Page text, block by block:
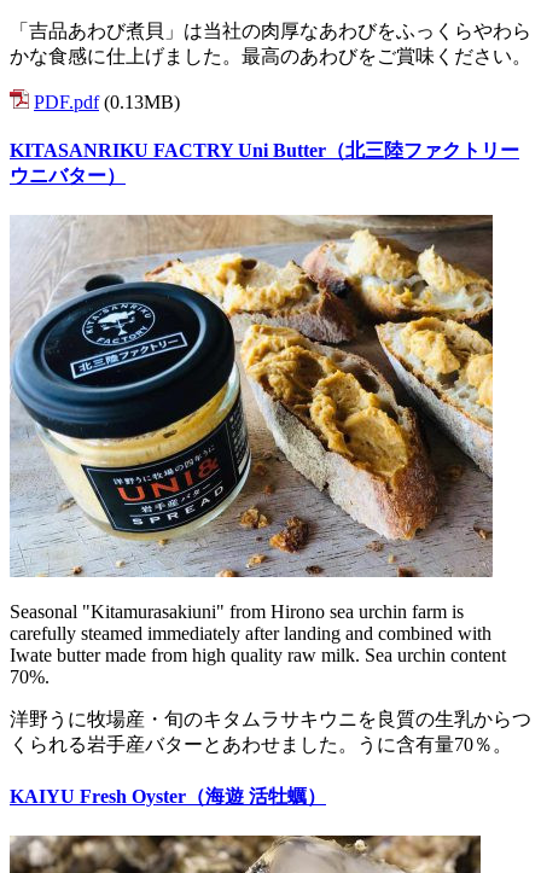
「吉品あわび煮貝」は当社の肉厚なあわびをふっくらやわら
かな食感に仕上げました。最高のあわびをご賞味ください。
PDF.pdf (0.13MB)
KITASANRIKU FACTRY Uni Butter（北三陸ファクトリー
ウニバター）
Seasonal "Kitamurasakiuni" from Hirono sea urchin farm is
carefully steamed immediately after landing and combined with
Iwate butter made from high quality raw milk. Sea urchin content
70%.
洋野うに牧場産・旬のキタムラサキウニを良質の生乳からつ
くられる岩手産バターとあわせました。うに含有量70％。
KAIYU Fresh Oyster（海遊 活牡蠣）